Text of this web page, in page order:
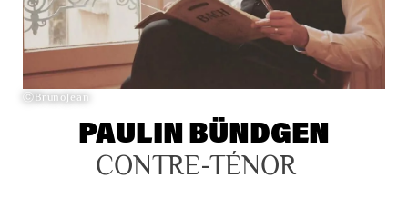
ⓒBrunoJean
PAULIN BÜNDGEN
CONTRE-TÉNOR